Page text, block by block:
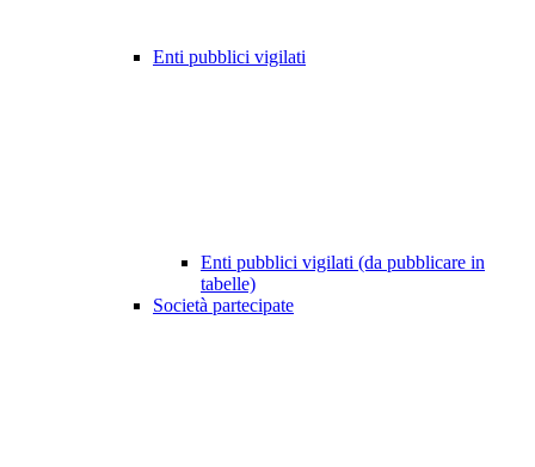
Enti pubblici vigilati
Enti pubblici vigilati (da pubblicare in
tabelle)
Società partecipate